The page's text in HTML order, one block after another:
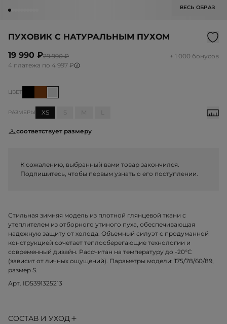
ВЕСЬ ОБРАЗ
ПУХОВИК С НАТУРАЛЬНЫМ ПУХОМ
19 990 ₽29 990 ₽
+ 1 000 бонусов
4 платежа по 4 997 ₽
ЦВЕТ
РАЗМЕРЫ XS M
соответствует размеру
К сожалению, выбранный вами товар закончился.
Подпишитесь, чтобы первым узнать о его поступлении.
Стильная зимняя модель из плотной глянцевой ткани с
утеплителем из отборного утиного пуха, обеспечивающая
надежную защиту от холода. Объемный силуэт с продуманной
конструкцией сочетает теплосберегающие технологии и
современный дизайн. Рассчитан на температуру до -20°C
(зависит от личных ощущений). Параметры модели: 175/78/60/89,
размер S.
Арт. ID5391325213
СОСТАВ И УХОД